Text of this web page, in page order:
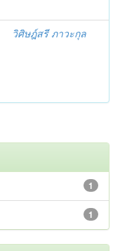
วิศิษฎ์สรี ภาวะกุล
1
1